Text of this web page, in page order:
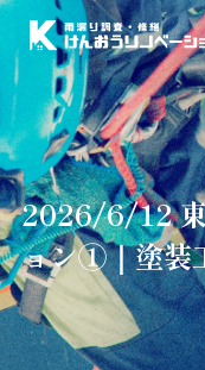
2026/6/12 東
ョン①｜塗装